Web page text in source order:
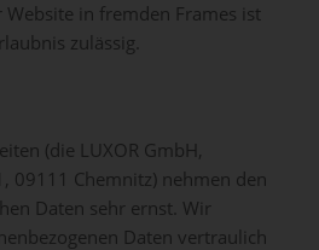
Website in fremden Frames ist
zulässig.
(die LUXOR GmbH,
09111 Chemnitz) nehmen den
Daten sehr ernst. Wir
Daten vertraulich